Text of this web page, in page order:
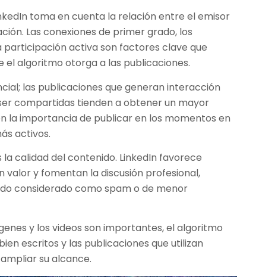
toma en cuenta la relación entre el emisor
Las conexiones de primer grado, los
activa son factores clave que
el algoritmo otorga a las publicaciones.
las publicaciones que generan interacción
compartidas tienden a obtener un mayor
la importancia de publicar en los momentos en
activos.
calidad del contenido. LinkedIn favorece
valor y fomentan la discusión profesional,
considerado como spam o de menor
y los videos son importantes, el algoritmo
escritos y las publicaciones que utilizan
su alcance.